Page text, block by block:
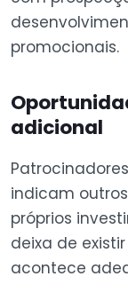
promocionais.
adicional
indicam
próprios
deixa de
acontece